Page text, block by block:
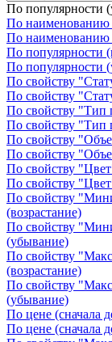
По популярности
По
По
По популярности
По популярности
По свойству
По свойству
По свойству "Тип
По свойству "Тип
По свойству
По свойству
По свойству
По свойству
По свойству
(возрастание)
По свойству
(убывание)
По свойству
(возрастание)
По свойству
(убывание)
По цене (сначала
По цене (сначала